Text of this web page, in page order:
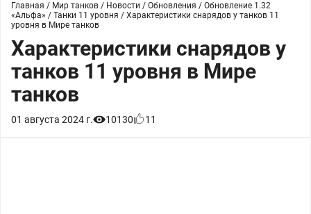
Главная / Мир танков / Новости / Обновления / Обновление 1.32
«Альфа» / Танки 11 уровня / Характеристики снарядов у танков 11
уровня в Мире танков
Характеристики снарядов у
танков 11 уровня в Мире
танков
01 августа 2024 г. 10130 11